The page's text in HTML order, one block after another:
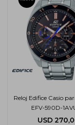
Reloj Edifice Casio
EFV-590D-
USD
Casio